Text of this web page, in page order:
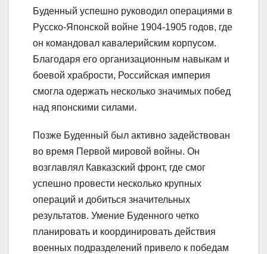
Буденный успешно руководил операциями в
Русско-Японской войне 1904-1905 годов, где
он командовал кавалерийским корпусом.
Благодаря его организационным навыкам и
боевой храбрости, Российская империя
смогла одержать несколько значимых побед
над японскими силами.
Позже Буденный был активно задействован
во время Первой мировой войны. Он
возглавлял Кавказский фронт, где смог
успешно провести несколько крупных
операций и добиться значительных
результатов. Умение Буденного четко
планировать и координировать действия
военных подразделений привело к победам